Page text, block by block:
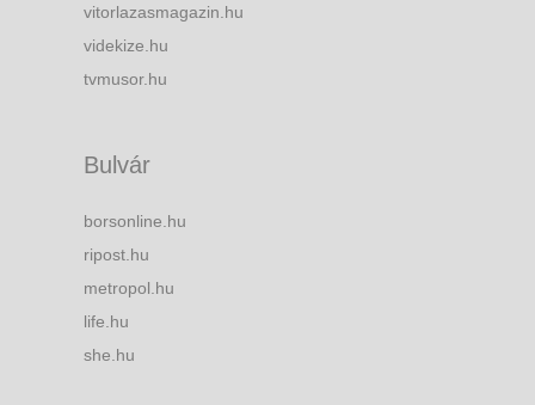
vitorlazasmagazin.hu
videkize.hu
tvmusor.hu
Bulvár
borsonline.hu
ripost.hu
metropol.hu
life.hu
she.hu